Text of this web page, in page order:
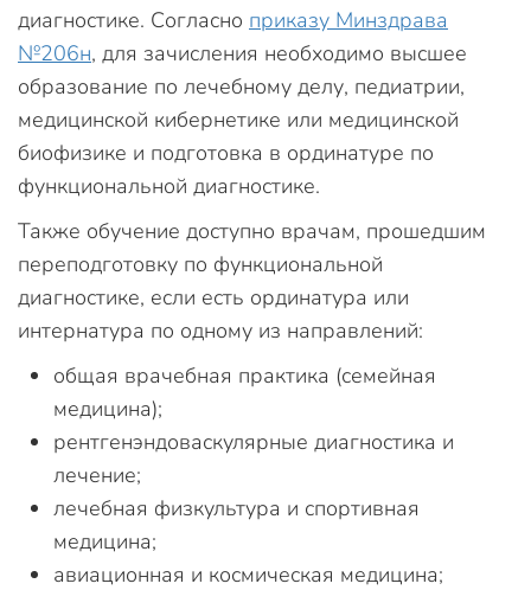
диагностике. Согласно приказу Минздрава
№206н, для зачисления необходимо высшее
образование по лечебному делу, педиатрии,
медицинской кибернетике или медицинской
биофизике и подготовка в ординатуре по
функциональной диагностике.
Также обучение доступно врачам, прошедшим
переподготовку по функциональной
диагностике, если есть ординатура или
интернатура по одному из направлений:
общая врачебная практика (семейная
медицина);
рентгенэндоваскулярные диагностика и
лечение;
лечебная физкультура и спортивная
медицина;
авиационная и космическая медицина;